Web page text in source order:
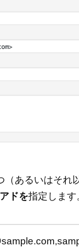
あるいはそれ
ドを指定します